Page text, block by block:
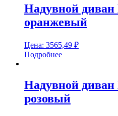
Надувной
оранжевый
Цена: 3565,49 ₽
Подробнее
Надувной
розовый